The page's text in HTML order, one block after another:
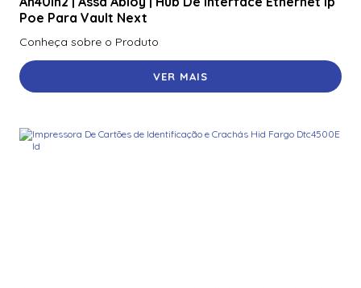
Poe Para Vault Next
Conheça sobre o Produto
VER MAIS